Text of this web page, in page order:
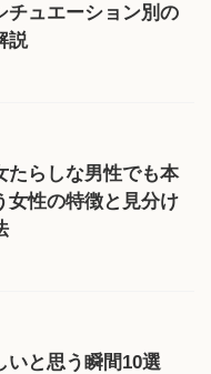
チュエーション別の
説
たらしな男性でも本
女性の特徴と見分け
いと思う瞬間10選